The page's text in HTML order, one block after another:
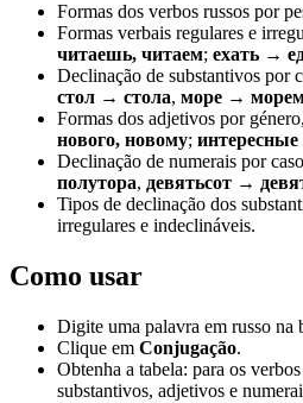
Formas dos verbos russos por
Formas verbais regulares e
читаешь, читаем; ехать →
Declinação de substantivos por
стол → стола, море →
Formas dos adjetivos por
нового, новому;
Declinação de numerais por
полутора, девятьсот →
Tipos de declinação dos
irregulares e indeclináveis.
Como usar
Digite uma palavra em russo na
Clique em Conjugação.
Obtenha a tabela: para os
substantivos, adjetivos e